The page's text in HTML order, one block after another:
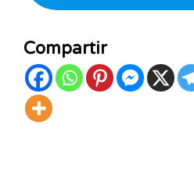
Compartir